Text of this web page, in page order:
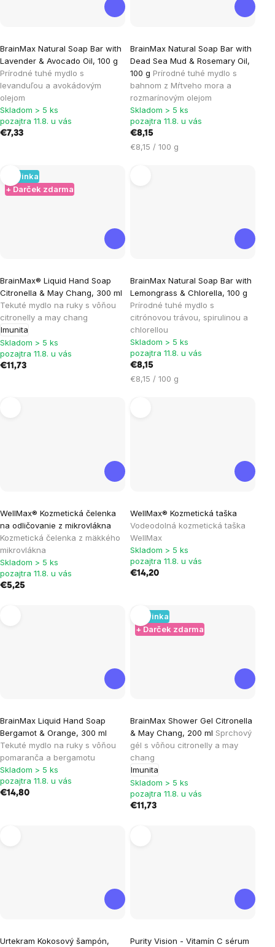
BrainMax Natural Soap Bar with
Lavender & Avocado Oil, 100 g
Prírodné tuhé mydlo s
levanduľou a avokádovým
olejom
Skladom > 5 ks
pozajtra 11.8. u vás
€7,33
BrainMax Natural Soap Bar with
Dead Sea Mud & Rosemary Oil,
100 g Prírodné tuhé mydlo s
bahnom z Mŕtveho mora a
rozmarínovým olejom
Skladom > 5 ks
pozajtra 11.8. u vás
€8,15
Jednotková
€8,15 / 100 g
Novinka
+ Darček zdarma
BrainMax® Liquid Hand Soap
Citronella & May Chang, 300 ml
Tekuté mydlo na ruky s vôňou
citronelly a may chang
Imunita
Skladom > 5 ks
pozajtra 11.8. u vás
€11,73
BrainMax Natural Soap Bar with
Lemongrass & Chlorella, 100 g
Prírodné tuhé mydlo s
citrónovou trávou, spirulinou a
chlorellou
Skladom > 5 ks
pozajtra 11.8. u vás
€8,15
Jednotková
€8,15 / 100 g
WellMax® Kozmetická čelenka
na odličovanie z mikrovlákna
Kozmetická čelenka z mäkkého
mikrovlákna
Skladom > 5 ks
pozajtra 11.8. u vás
€5,25
WellMax® Kozmetická taška
Vodeodolná kozmetická taška
WellMax
Skladom > 5 ks
pozajtra 11.8. u vás
€14,20
BrainMax Liquid Hand Soap
Bergamot & Orange, 300 ml
Tekuté mydlo na ruky s vôňou
pomaranča a bergamotu
Skladom > 5 ks
pozajtra 11.8. u vás
€14,80
Novinka
+ Darček zdarma
BrainMax Shower Gel ​​Citronella
& May Chang, 200 ml Sprchový
gél s vôňou citronelly a may
chang
Imunita
Skladom > 5 ks
pozajtra 11.8. u vás
€11,73
Urtekram Kokosový šampón,
Purity Vision - Vitamín C sérum